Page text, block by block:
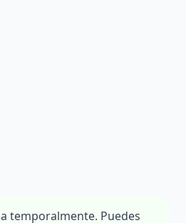
temporalmente. Puedes